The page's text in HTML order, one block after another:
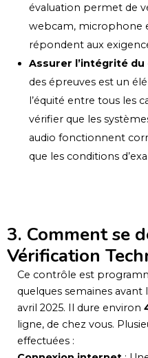
évaluation permet de
webcam, microphone
répondent aux
Assurer l’intégrité du
des épreuves est un
l’équité entre tous les
vérifier que les
audio fonctionnent
que les conditions
3. Comment se
Vérification
Ce contrôle est
quelques semaines avant
avril 2025. Il dure environ
ligne, de chez vous.
effectuées :